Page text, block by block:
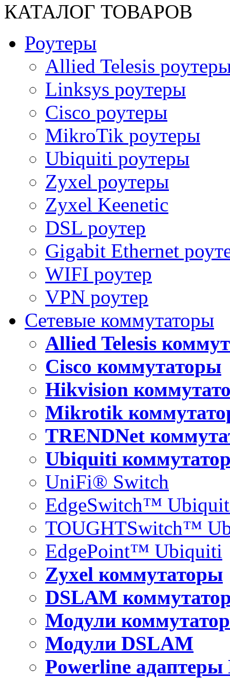
КАТАЛОГ ТОВАРОВ
Роутеры
Allied Telesis
Linksys роутеры
Cisco роутеры
MikroTik роутеры
Ubiquiti роутеры
Zyxel роутеры
Zyxel Keenetic
DSL роутер
Gigabit Ethernet
WIFI роутер
VPN роутер
Сетевые коммутаторы
Allied Telesis
Cisco коммутаторы
Hikvision
Mikrotik
TRENDNet
Ubiquiti
UniFi® Switch
EdgeSwitch™
TOUGHTSwitch™
EdgePoint™ Ubiquiti
Zyxel коммутаторы
DSLAM
Модули
Модули DSLAM
Powerline адаптеры